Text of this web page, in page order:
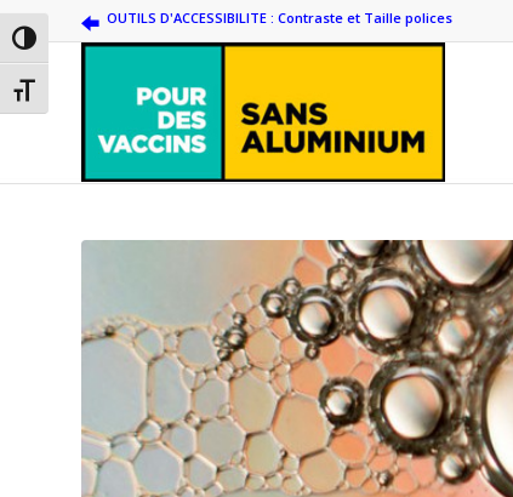
Passer en contraste élevé
Changer la taille de la police
OUTILS D'ACCESSIBILITE : Contraste et Taille polices